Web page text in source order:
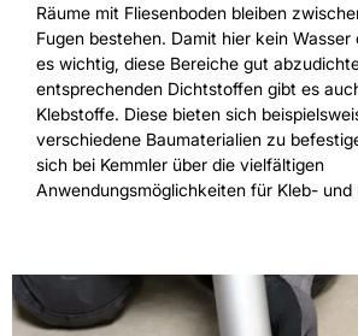
Räume mit Fliesenboden bleiben
Fugen bestehen. Damit hier kein
es wichtig, diese Bereiche gut
entsprechenden Dichtstoffen gibt es
Klebstoffe. Diese bieten sich
verschiedene Baumaterialien zu
sich bei Kemmler über die vielfältigen
Anwendungsmöglichkeiten für Kleb- und